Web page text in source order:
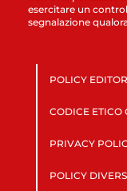
esercitare un
segnalazione
POLICY
CODICE ETICO
PRIVACY
POLICY